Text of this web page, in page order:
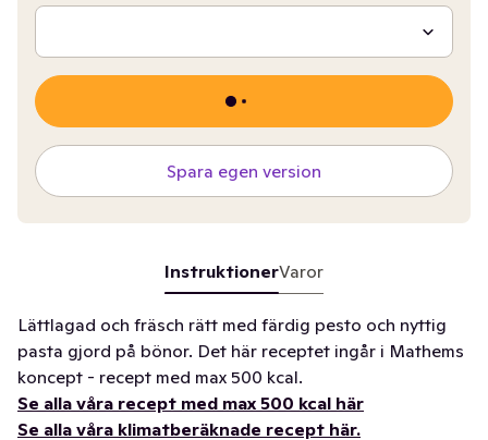
Spara egen version
InstruktionerVaror
Lättlagad och fräsch rätt med färdig pesto och nyttig
pasta gjord på bönor. Det här receptet ingår i Mathems
koncept - recept med max 500 kcal.
Se alla våra recept med max 500 kcal här
Se alla våra klimatberäknade recept här.